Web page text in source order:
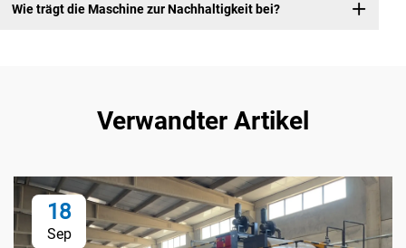
Wie trägt die Maschine zur Nachhaltigkeit bei?
Verwandter Artikel
18
Sep